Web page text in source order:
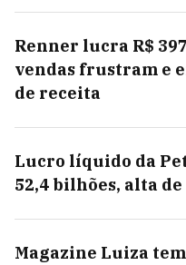
Renner lucra R$
vendas frustram e
de receita
Lucro líquido da
52,4 bilhões, alta
Magazine Luiza